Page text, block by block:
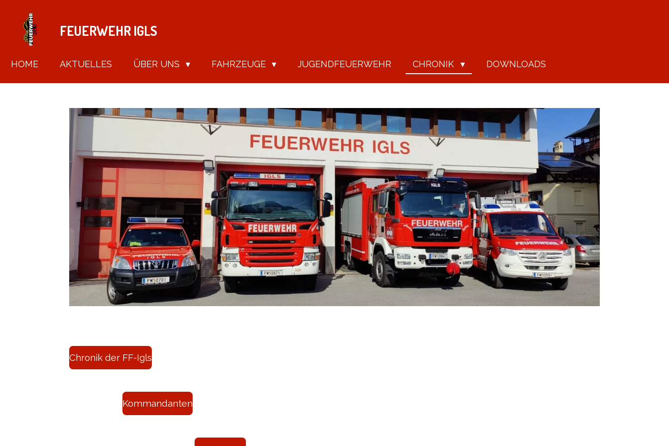
Hauptinhalt
springen
FEUERWEHR IGLS
HOME AKTUELLES ÜBER UNS FAHRZEUGE JUGENDFEUERWEHR CHRONIK DOWNLOADS
Chronik der FF-Igls
Kommandanten